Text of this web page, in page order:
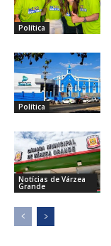
Política
Política
Notícias de Várzea
Grande